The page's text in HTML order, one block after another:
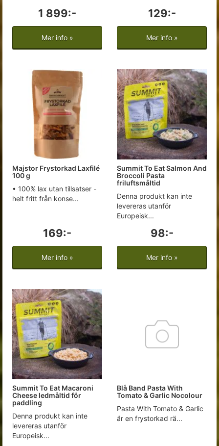
1 899:-
Mer info »
129:-
Mer info »
Majstor Frystorkad Laxfilé
100 g
• 100% lax utan tillsatser -
helt fritt från konse...
169:-
Mer info »
Summit To Eat Salmon And
Broccoli Pasta
friluftsmåltid
Denna produkt kan inte
levereras utanför
Europeisk...
98:-
Mer info »
Summit To Eat Macaroni
Cheese ledmåltid för
paddling
Denna produkt kan inte
levereras utanför
Europeisk...
Blå Band Pasta With
Tomato & Garlic Nocolour
Pasta With Tomato & Garlic
är en frystorkad rä...